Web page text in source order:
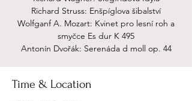
Richard Struss: Enšpíglova šibalství
Wolfganf A. Mozart: Kvinet pro lesní roh a
smyčce Es dur K 495
Antonín Dvořák: Serenáda d moll op. 44
Time & Location